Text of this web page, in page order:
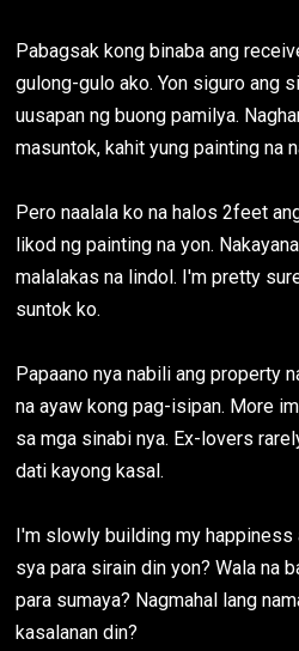
Pabagsak kong binaba ang
gulong-gulo ako. Yon siguro ang
uusapan ng buong pamilya.
masuntok, kahit yung painting na
Pero naalala ko na halos 2feet
likod ng painting na yon.
malalakas na lindol. I'm pretty
suntok ko.
Papaano nya nabili ang property
na ayaw kong pag-isipan. More
sa mga sinabi nya. Ex-lovers
dati kayong kasal.
I'm slowly building my happiness
sya para sirain din yon? Wala na
para sumaya? Nagmahal lang
kasalanan din?